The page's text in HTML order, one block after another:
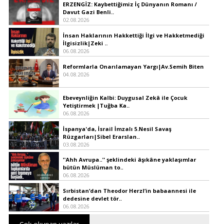
ERZENGİZ: Kaybettiğimiz İç Dünyanın Romanı /
Davut Gazi Benli..
02.08.2026
İnsan Haklarının Hakkettiği İlgi ve Hakketmediği
İlgisizlik|Zeki ..
06.08.2026
Reformlarla Onarılamayan Yargı|Av.Semih Biten
04.08.2026
Ebeveynliğin Kalbi: Duygusal Zekâ ile Çocuk
Yetiştirmek |Tuğba Ka..
06.08.2026
İspanya'da, İsrail İmzalı 5.Nesil Savaş
Rüzgarları|Sibel Erarslan..
03.08.2026
''Ahh Avrupa..'' şeklindeki âşıkâne yaklaşımlar
bütün Müslüman to..
06.08.2026
Sırbistan’dan Theodor Herzl’in babaannesi ile
dedesine devlet tör..
06.08.2026